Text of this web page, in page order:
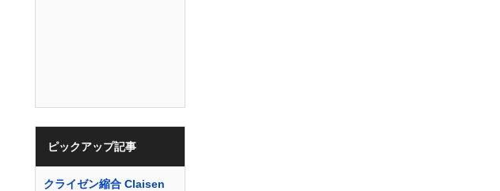
ピックアップ記事
クライゼン縮合 Claisen